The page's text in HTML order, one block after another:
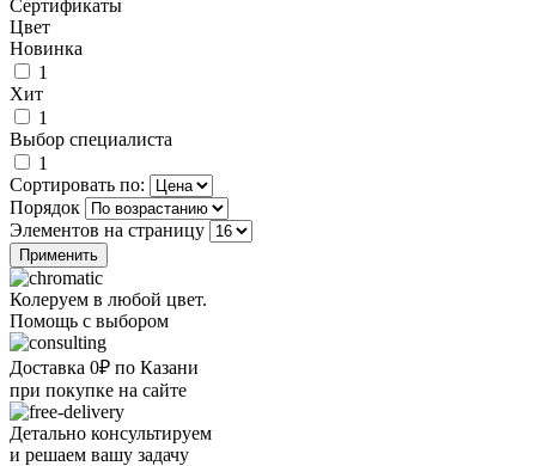
Сертификаты
Цвет
Новинка
1
Хит
1
Выбор специалиста
1
Сортировать по:
Порядок
Элементов на страницу
Колеруем в любой цвет.
Помощь с выбором
Доставка 0₽ по Казани
при покупке на сайте
Детально консультируем
и решаем вашу задачу